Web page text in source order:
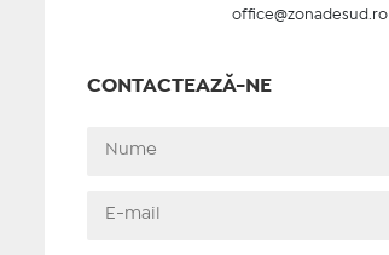
office@zonadesud.ro
CONTACTEAZĂ-NE